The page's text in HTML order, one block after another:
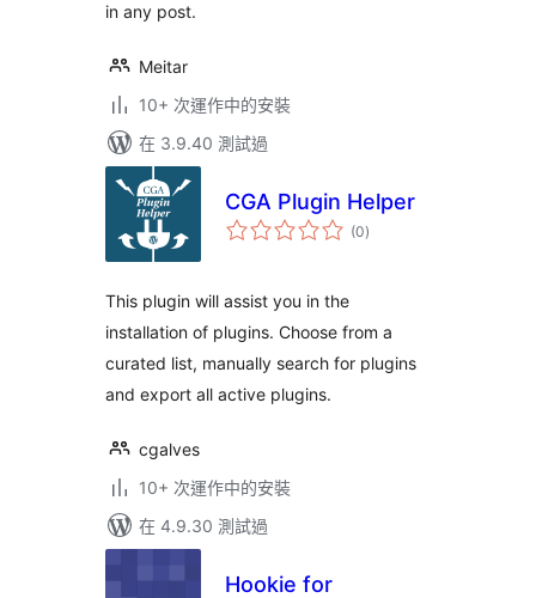
in any post.
Meitar
10+ 次運作中的安裝
在 3.9.40 測試過
CGA Plugin Helper
(0總
評)
This plugin will assist you in the
installation of plugins. Choose from a
curated list, manually search for plugins
and export all active plugins.
cgalves
10+ 次運作中的安裝
在 4.9.30 測試過
Hookie for